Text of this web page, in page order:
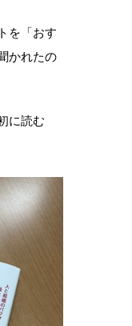
を「おす
かれたの
に読む